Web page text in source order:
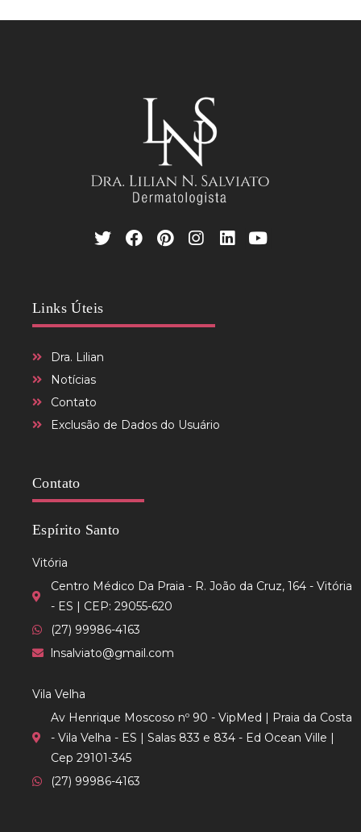
Links Úteis
Dra. Lilian
Notícias
Contato
Exclusão de Dados do Usuário
Contato
Espírito Santo
Vitória
Centro Médico Da Praia - R. João da Cruz, 164 - Vitória
- ES | CEP: 29055-620
(27) 99986-4163
lnsalviato@gmail.com
Vila Velha
Av Henrique Moscoso nº 90 - VipMed | Praia da Costa
- Vila Velha - ES | Salas 833 e 834 - Ed Ocean Ville |
Cep 29101-345
(27) 99986-4163